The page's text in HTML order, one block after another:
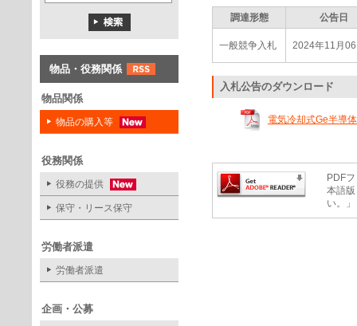
物品・役務関係
物品関係
物品の購入等
役務関係
役務の提供
保守・リース保守
労働者派遣
労働者派遣
企画・公募
調達形態 公告日
一般競争入札 2024年11月
入札公告のダウンロード
電気冷却式Ge半導
PDF
本語
い。」